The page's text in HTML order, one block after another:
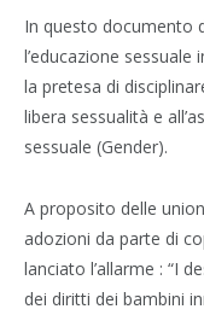
In questo documento
l’educazione sessuale
la pretesa di
libera sessualità e
sessuale (Gender).
A proposito delle
adozioni da parte di
lanciato l’allarme : “I
dei diritti dei bambini